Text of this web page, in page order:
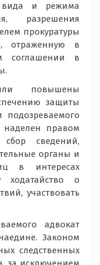
и режима
разрешения
прокуратуры
отраженную в
соглашении в
повышены
защиты
наделен правом
сбор сведений,
органы и
в интересах
ходатайство о
участвовать
адвокат
Законом
следственных